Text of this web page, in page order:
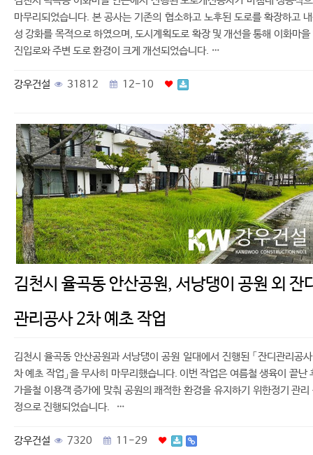
마무리되었습니다. 본 공사는 기존의 협소하고 노후된 도로를 확장하고
성 강화를 목적으로 하였으며, 도시계획도로 확장 및 개선을 통해 이화마을
진입로와 주변 도로 환경이 크게 개선되었습니다. …
강우건설 31812 12-10
김천시 율곡동 안산공원, 서낭댕이 공원 외 잔
관리공사 2차 예초 작업
김천시 율곡동 안산공원과 서낭댕이 공원 일대에서 진행된 「잔디관리공
차 예초 작업」을 무사히 마무리했습니다. 이번 작업은 여름철 생육이 끝난
가을철 이용객 증가에 맞춰 공원의 쾌적한 환경을 유지하기 위한정기 관리
정으로 진행되었습니다. …
강우건설 7320 11-29